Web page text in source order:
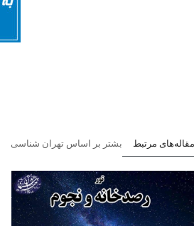
مقاله‌های مرتبط بشتر بر اساس تهران شناسی